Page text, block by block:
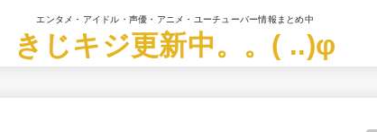
エンタメ・アイドル・声優・アニメ・ユーチューバー情報まとめ中
きじキジ更新中。。( ..)φ